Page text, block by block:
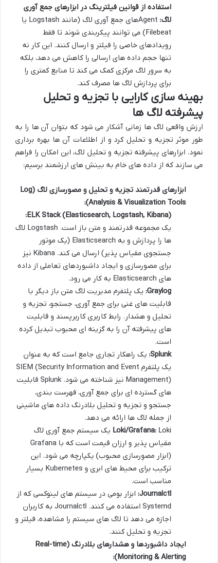
استفاده از قوانین فیلترینگ در ابزارهای جمع آوری
لاگ:
Agentهای جمع آوری لاگ (مانند Logstash یا
Filebeat) می توانند پیکربندی شوند تا فقط
رویدادهای خاصی را فیلتر و ارسال کنند. این کار نه
تنها حجم داده های ارسالی را کاهش می دهد، بلکه
به سرور لاگ مرکزی کمک می کند تا منابع کمتری را
برای پردازش لاگ ها مصرف کند.
بهینه سازی کارایی با تجزیه و تحلیل
پیشرفته لاگ ها
ارزش واقعی لاگ ها زمانی آشکار می شود که بتوان آن ها را به
طور موثر تجزیه و تحلیل کرد و از اطلاعات آن ها بهره برداری
نمود. ابزارهای پیشرفته تجزیه و تحلیل لاگ، این امکان را فراهم
می سازند که از داده های خام به بینش های ارزشمند برسیم:
ابزارهای قدرتمند تجزیه و تحلیل و مصورسازی لاگ (Log
Analysis & Visualization Tools):
ELK Stack (Elasticsearch, Logstash, Kibana):
یک مجموعه قدرتمند و متن باز است. Logstash لاگ
ها را پردازش و به Elasticsearch (یک موتور
جستجوی مقیاس پذیر) ارسال می کند. Kibana نیز
برای مصورسازی و ایجاد داشبوردهای تعاملی از داده
های Elasticsearch به کار می رود.
Graylog: یک پلتفرم مدیریت لاگ متن باز دیگر با
قابلیت های غنی برای جمع آوری، جستجو، تجزیه و
تحلیل و هشدار. رابط کاربری کاربرپسند و قابلیت
های پیشرفته آن را به گزینه ای محبوب تبدیل کرده
است.
Splunk: یک راهکار تجاری جامع است که به عنوان
یک پلتفرم SIEM (Security Information and Event
Management) نیز شناخته می شود. Splunk قابلیت
های گسترده ای برای جمع آوری، فهرست بندی،
جستجو و تجزیه و تحلیل بلادرنگ داده های ماشینی
از جمله لاگ ها ارائه می دهد.
Loki/Grafana: Loki یک سیستم جمع آوری لاگ
مقیاس پذیر و ارزان قیمت است که با Grafana
(ابزار مصورسازی محبوب) یکپارچه می شود. این
ترکیب برای محیط های ابری و Kubernetes بسیار
مناسب است.
Journalctl: ابزار بومی در سیستم های لینوکسی که از
Systemd استفاده می کنند. Journalctl به کاربران
اجازه می دهد تا لاگ های سیستم را مشاهده، فیلتر و
تجزیه و تحلیل کنند.
ایجاد داشبوردها و هشدارهای بلادرنگ (Real-time
Monitoring & Alerting):